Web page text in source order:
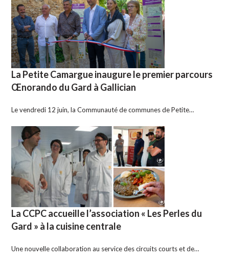
La Petite Camargue inaugure le premier parcours
Œnorando du Gard à Gallician
Le vendredi 12 juin, la Communauté de communes de Petite…
La CCPC accueille l’association « Les Perles du
Gard » à la cuisine centrale
Une nouvelle collaboration au service des circuits courts et de…